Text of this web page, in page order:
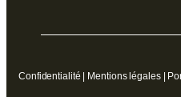
Confidentialité Mentions légales|